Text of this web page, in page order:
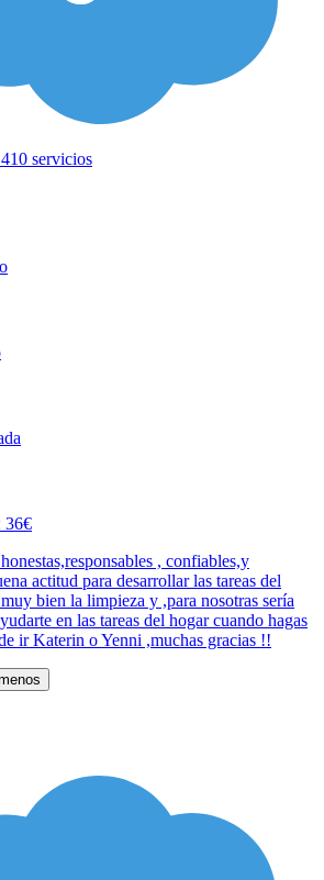
410 servicios
36€
, confiables,y
actitud para desarrollar las tareas del
bien la limpieza y ,para nosotras sería
en las tareas del hogar cuando hagas
ir Katerin o Yenni ,muchas gracias !!